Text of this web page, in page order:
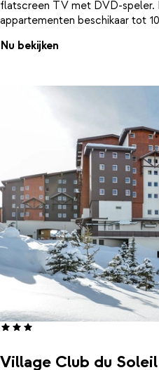
flatscreen TV met DVD-speler.
appartementen beschikaar tot
families of kleine groepen. Het
Alpes is te voet te bereiken.
Nu bekijken
Village Club du